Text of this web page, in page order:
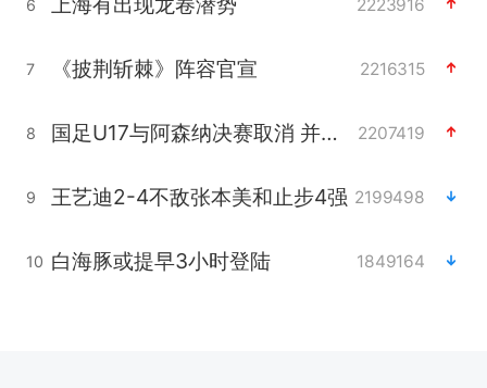
6 2223916
7 《披荆斩棘》阵容官宣 2216315
8 国足U17与阿森纳决赛取消 并列冠军 2207419
9 王艺迪2-4不敌张本美和止步4强 2199498
10 白海豚或提早3小时登陆 1849164